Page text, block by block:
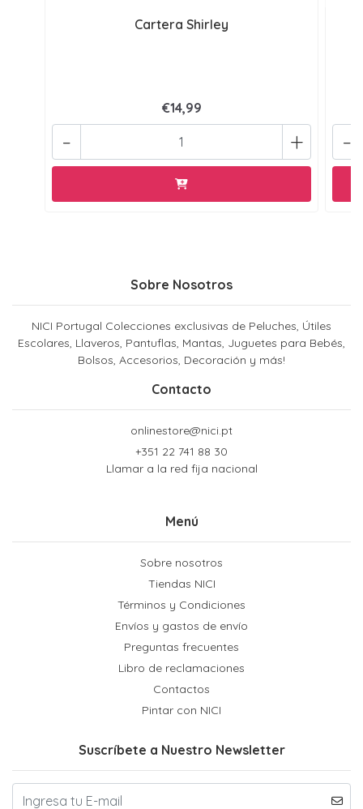
Cartera Shirley
€14,99
+
- -
Sobre Nosotros
NICI Portugal Colecciones exclusivas de Peluches, Útiles
Escolares, Llaveros, Pantuflas, Mantas, Juguetes para Bebés,
Bolsos, Accesorios, Decoración y más!
Contacto
onlinestore@nici.pt
+351 22 741 88 30
Llamar a la red fija nacional
Menú
Sobre nosotros
Tiendas NICI
Términos y Condiciones
Envíos y gastos de envío
Preguntas frecuentes
Libro de reclamaciones
Contactos
Pintar con NICI
Suscríbete a Nuestro Newsletter